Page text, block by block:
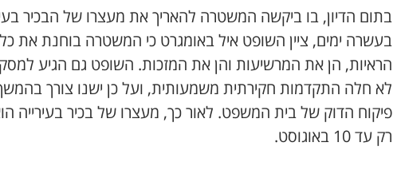
בתום הדיון, בו ביקשה המשטרה להאריך את מעצרו של הבכיר
בעשרה ימים, ציין השופט איל באומגרט כי המשטרה בוחנת את כל
הראיות, הן את המרשיעות והן את המזכות. השופט גם הגיע
לא חלה התקדמות חקירתית משמעותית, ועל כן ישנו צורך
פיקוח הדוק של בית המשפט. לאור כך, מעצרו של בכיר בעירייה
רק עד 10 באוגוסט.